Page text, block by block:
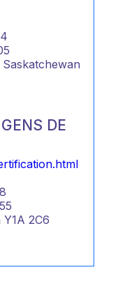
DE
2C6